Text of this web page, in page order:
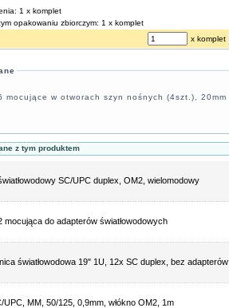
1 x komplet
opakowaniu zbiorczym: 1 x komplet
x komplet
mocujące w otworach szyn nośnych (4szt.), 20mm
z tym produktem
SC/UPC duplex, OM2, wielomodowy
mocująca do adapterów światłowodowych
światłowodowa 19" 1U, 12x SC duplex, bez adapterów
UPC, MM, 50/125, 0,9mm, włókno OM2, 1m